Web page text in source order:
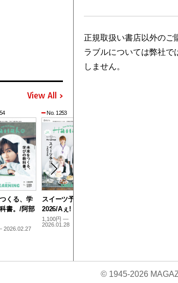
View All
くる、学
書。/阿部
2026.02.27
No. 1253
スイーツ予想図
2026/Aぇ! grou …
1,100円 —
2026.01.28
正規取扱い書店以外のご
ラブルについては弊社で
しません。
© 1945-2026